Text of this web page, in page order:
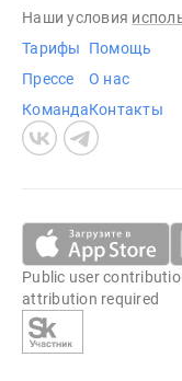
Наши условия
Тарифы
Прессе
Команда
Помощь
О нас
Контакты
Public user
attribution required